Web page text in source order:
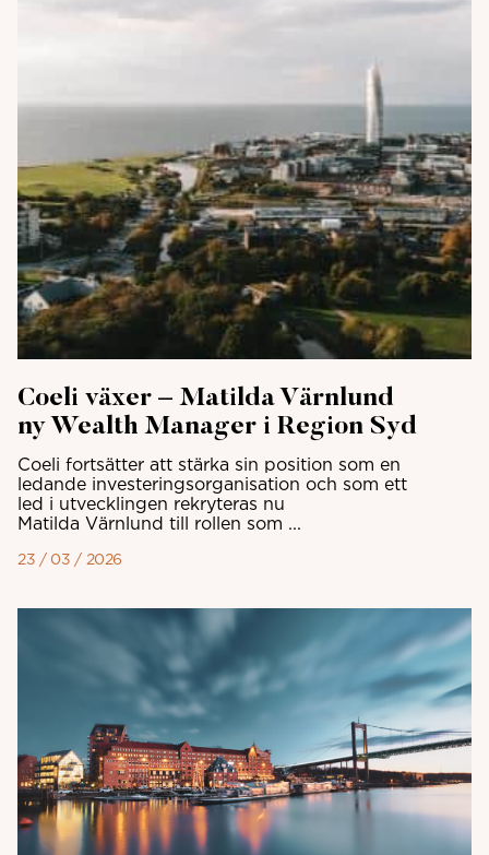
Coeli växer – Matilda Värnlund
ny Wealth Manager i Region Syd
Coeli fortsätter att stärka sin position som en
ledande investeringsorganisation och som ett
led i utvecklingen rekryteras nu
Matilda Värnlund till rollen som ...
23 / 03 / 2026